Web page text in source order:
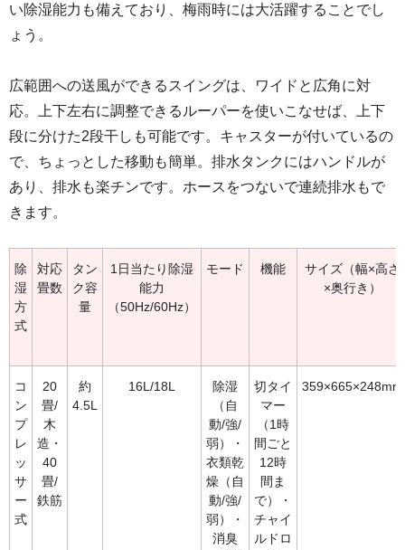
い除湿能力も備えており、梅雨時には大活躍することでし
ょう。
広範囲への送風ができるスイングは、ワイドと広角に対
応。上下左右に調整できるルーパーを使いこなせば、上下
段に分けた2段干しも可能です。キャスターが付いているの
で、ちょっとした移動も簡単。排水タンクにはハンドルが
あり、排水も楽チンです。ホースをつないで連続排水もで
きます。
除
湿
方
式
対応
畳数
タン
ク容
量
1日当たり除湿
能力
（50Hz/60Hz）
モード 機能
サイズ（幅×高さ
×奥行き）
コ
ン
プ
レ
ッ
サ
ー
式
20
畳/
木
造・
40
畳/
鉄筋
約
4.5L
16L/18L
除湿
（自
動/強/
弱）・
衣類乾
燥（自
動/強/
弱）・
消臭
切タイ
マー
（1時
間ごと
12時
間ま
で）・
チャイ
ルドロ
359×665×248mm